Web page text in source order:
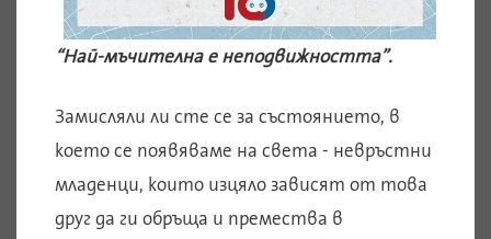
“Най-мъчителна е неподвижността”.
Замисляли ли сте се за състоянието, в
което се появяваме на света - невръстни
младенци, които изцяло зависят от това
друг да ги обръща и премества в